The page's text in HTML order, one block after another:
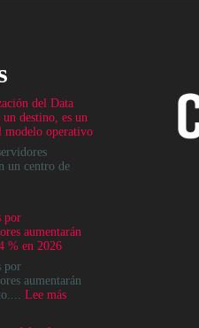
del Data
un destino, es un
modelo operativo
un centro de
por
aumentarán
% en 2026
por
aumentarán
Lee más: